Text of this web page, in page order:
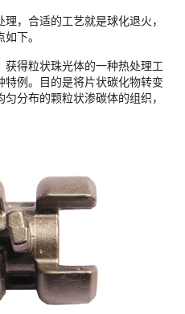
，合适的工艺就是球化退火，
下。
得粒状珠光体的一种热处理工
例。目的是将片状碳化物转变
分布的颗粒状渗碳体的组织，